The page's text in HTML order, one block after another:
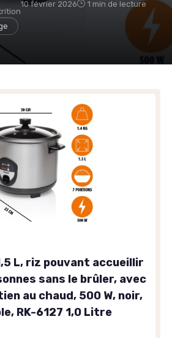
10 février 2026 1 min de lecture
L, riz pouvant accueillir
sans le brûler, avec
au chaud, 500 W, noir,
RK-6127 1,0 Litre